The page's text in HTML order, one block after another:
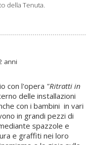
della Tenuta.
anni
con l'opera "Ritratti in
delle installazioni
con i bambini in vari
in grandi pezzi di
spazzole e
e graffiti nei loro